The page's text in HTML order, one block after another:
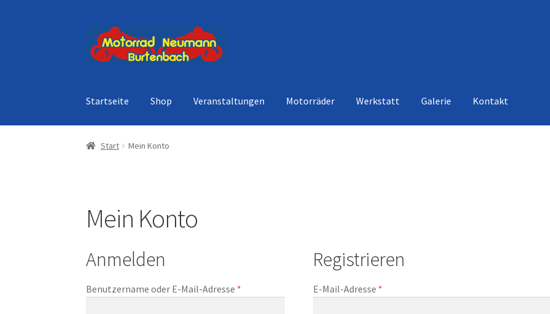
Zur
Navigation
springen
Zum
Inhalt
springen
Startseite Shop Veranstaltungen Motorräder Werkstatt Galerie Kontakt
Start Mein Konto
Mein Konto
Anmelden
Benutzername oder E-Mail-Adresse *
Registrieren
E-Mail-Adresse *